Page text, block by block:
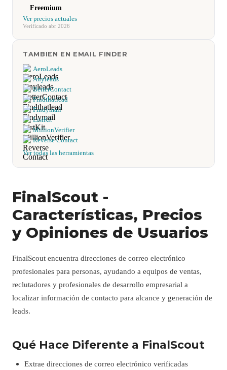
Freemium
Ver precios actuales
Verificado abr 2026
TAMBIEN EN EMAIL FINDER
AeroLeads
Anyleads
BetterContact
Findthatlead
Findymail
ListKit
MillionVerifier
Reverse Contact
Ver todas las herramientas
FinalScout -
Características, Precios
y Opiniones de Usuarios
FinalScout encuentra direcciones de correo electrónico
profesionales para personas, ayudando a equipos de ventas,
reclutadores y profesionales de desarrollo empresarial a
localizar información de contacto para alcance y generación de
leads.
Qué Hace Diferente a FinalScout
Extrae direcciones de correo electrónico verificadas